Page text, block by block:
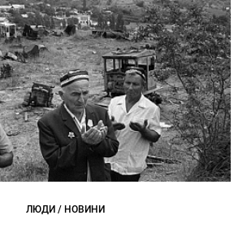
ЛЮДИ / НОВИНИ